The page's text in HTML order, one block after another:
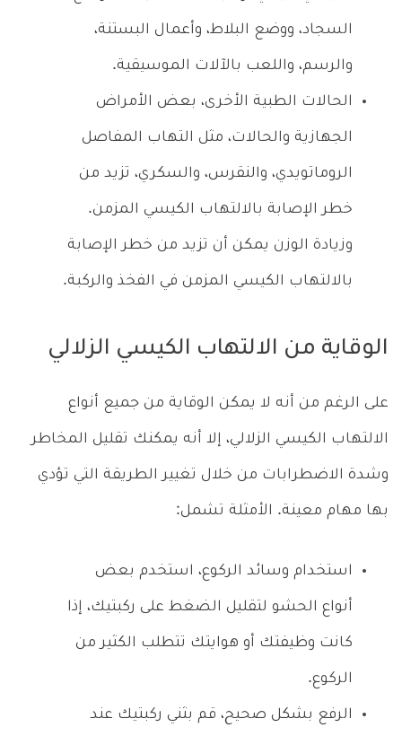
السجاد، ووضع البلاط، وأعمال البستنة،
والرسم، واللعب بالآلات الموسيقية.
الحالات الطبية الأخرى، بعض الأمراض
الجهازية والحالات، مثل التهاب المفاصل
الروماتويدي، والنقرس، والسكري، تزيد من
خطر الإصابة بالالتهاب الكيسي المزمن.
وزيادة الوزن يمكن أن تزيد من خطر الإصابة
بالالتهاب الكيسي المزمن في الفخذ والركبة.
الوقاية من الالتهاب الكيسي الزلالي
على الرغم من أنه لا يمكن الوقاية من جميع أنواع
الالتهاب الكيسي الزلالي، إلا أنه يمكنك تقليل المخاطر
وشدة الاضطرابات من خلال تغيير الطريقة التي تؤدي
بها مهام معينة. الأمثلة تشمل:
استخدام وسائد الركوع، استخدم بعض
أنواع الحشو لتقليل الضغط على ركبتيك، إذا
كانت وظيفتك أو هوايتك تتطلب الكثير من
الركوع.
الرفع بشكل صحيح، قم بثني ركبتيك عند